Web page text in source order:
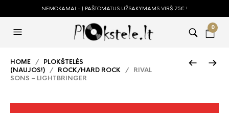
NEMOKAMAI - Į PAŠTOMATUS UŽSAKYMAMS VIRŠ 75€ !
0
HOME / PLOKŠTELĖS
(NAUJOS!) / ROCK/HARD ROCK / RIVAL
SONS – LIGHTBRINGER